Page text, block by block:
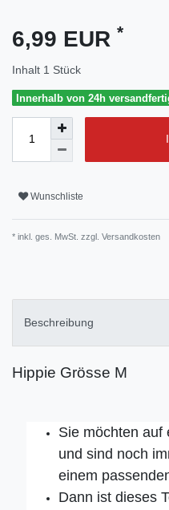
6,99 EUR *
Inhalt 1 Stück
Innerhalb von 24h
Wunschliste
* inkl. ges. MwSt. zzgl. Versandkosten
Beschreibung
Hippie Grösse M
Sie möchten auf
und sind noch
einem
Dann ist dieses